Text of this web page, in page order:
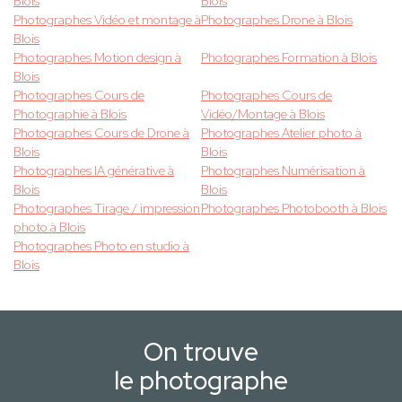
Photographes Vidéo et montage à
Blois
Photographes Drone à Blois
Photographes Motion design à
Blois
Photographes Formation à Blois
Photographes Cours de
Photographie à Blois
Photographes Cours de
Vidéo/Montage à Blois
Photographes Cours de Drone à
Blois
Photographes Atelier photo à
Blois
Photographes IA générative à
Blois
Photographes Numérisation à
Blois
Photographes Tirage / impression
photo à Blois
Photographes Photobooth à Blois
Photographes Photo en studio à
Blois
On trouve
le photographe